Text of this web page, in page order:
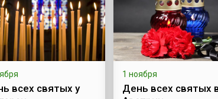
всех святых у
1 ноября
День всех святых